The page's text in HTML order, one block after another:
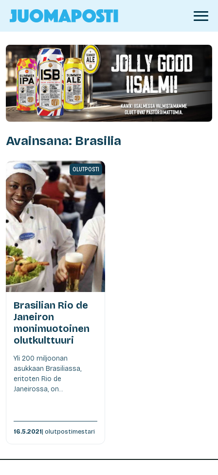
Avainsana: Brasilia
OLUTPOSTI
Brasilian Rio de
Janeiron
monimuotoinen
olutkulttuuri
Yli 200 miljoonan
asukkaan Brasiliassa,
eritoten Rio de
Janeirossa, on...
16.5.2021| olutpostimestari